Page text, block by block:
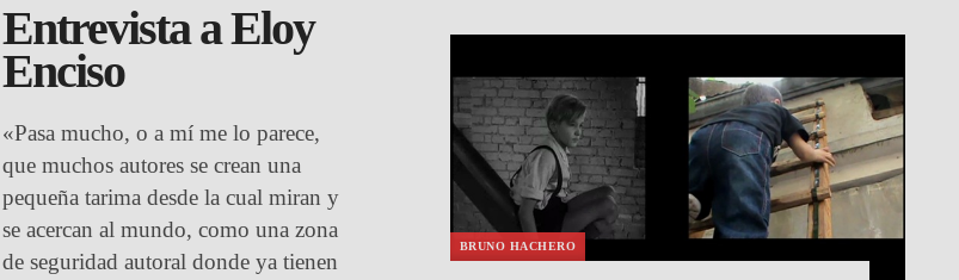
Entrevista a Eloy
Enciso
«Pasa mucho, o a mí me lo parece,
que muchos autores se crean una
pequeña tarima desde la cual miran y
se acercan al mundo, como una zona
de seguridad autoral donde ya tienen
BRUNO HACHERO